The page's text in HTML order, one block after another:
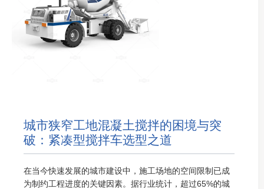
城市狭窄工地混凝土搅拌的困境与突
破：紧凑型搅拌车选型之道
在当今快速发展的城市建设中，施工场地的空间限制已成
为制约工程进度的关键因素。据行业统计，超过65%的城